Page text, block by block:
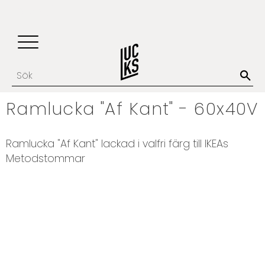
Ramlucka "Af Kant" - 60x40V
​Ramlucka "Af Kant" lackad i valfri färg till IKEAs
Metodstommar